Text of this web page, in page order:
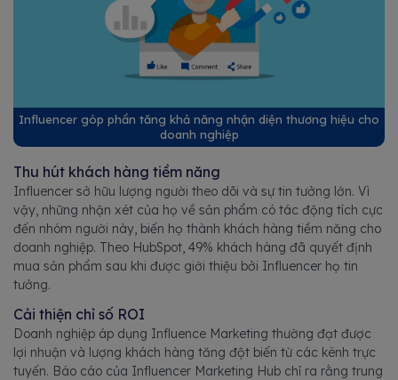
Influencer góp phần tăng khả năng nhận diện thương hiệu cho
doanh nghiệp
Thu hút khách hàng tiềm năng
Influencer sở hữu lượng người theo dõi và sự tin tưởng lớn. Vì
vậy, những nhận xét của họ về sản phẩm có tác động tích cực
đến nhóm người này, biến họ thành khách hàng tiềm năng cho
doanh nghiệp. Theo HubSpot, 49% khách hàng đã quyết định
mua sản phẩm sau khi được giới thiệu bởi Influencer họ tin
tưởng.
Cải thiện chỉ số ROI
Doanh nghiệp áp dụng Influence Marketing thường đạt được
lợi nhuận và lượng khách hàng tăng đột biến từ các kênh trực
tuyến. Báo cáo của Influencer Marketing Hub chỉ ra rằng trung